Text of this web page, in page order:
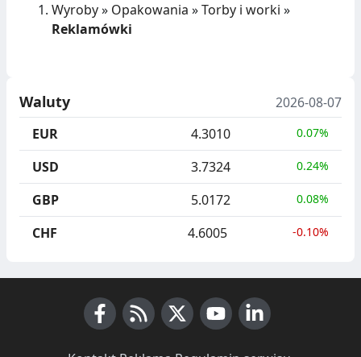
Wyroby» Opakowania »Torby i worki »
Reklamówki
Waluty
2026-08-07
EUR
4.3010 0.07%
USD 3.7324 0.24%
GBP 5.0172 0.08%
CHF 4.6005 -0.10%